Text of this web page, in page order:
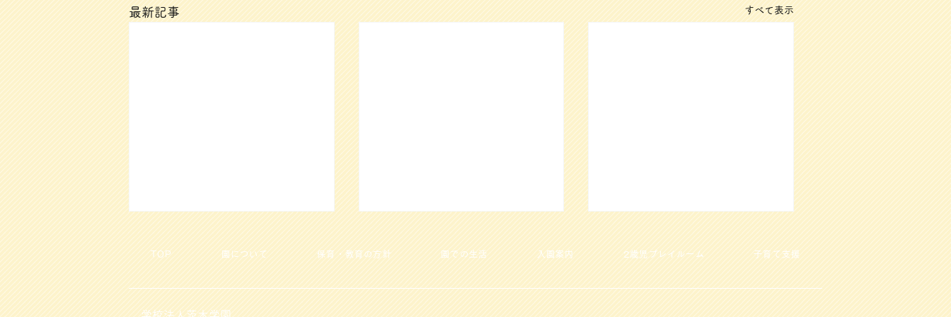
最新記事 すべて表示
TOP 園について 保育・教育の方針 園での生活 入園案内 2歳児プレイルーム 子育て支援